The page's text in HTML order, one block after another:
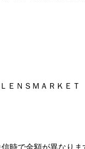
ＥＮＳＭＡＲＫＥＴ
時で金額が異なりま